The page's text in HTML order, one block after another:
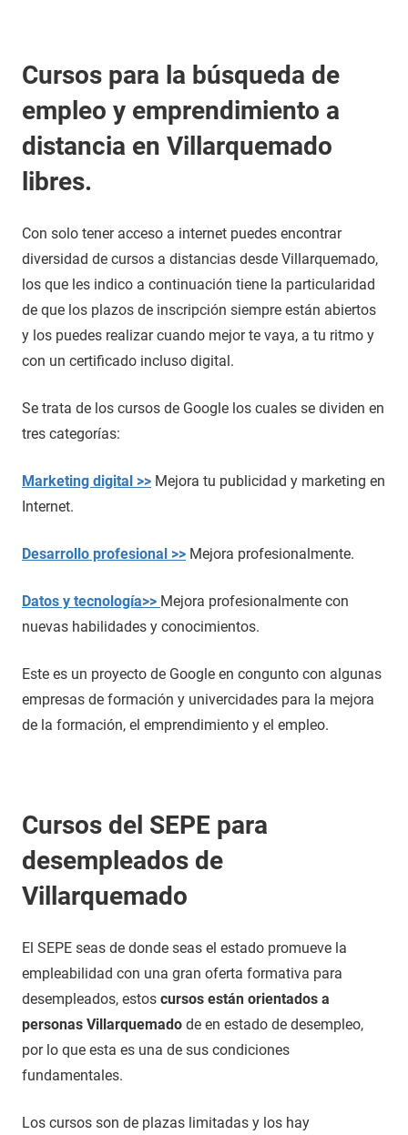
Cursos para la búsqueda de
empleo y emprendimiento a
distancia en Villarquemado
libres.
Con solo tener acceso a internet puedes encontrar
diversidad de cursos a distancias desde Villarquemado,
los que les indico a continuación tiene la particularidad
de que los plazos de inscripción siempre están abiertos
y los puedes realizar cuando mejor te vaya, a tu ritmo y
con un certificado incluso digital.
Se trata de los cursos de Google los cuales se dividen en
tres categorías:
Marketing digital >> Mejora tu publicidad y marketing en
Internet.
Desarrollo profesional >> Mejora profesionalmente.
Datos y tecnología>> Mejora profesionalmente con
nuevas habilidades y conocimientos.
Este es un proyecto de Google en congunto con algunas
empresas de formación y univercidades para la mejora
de la formación, el emprendimiento y el empleo.
Cursos del SEPE para
desempleados de
Villarquemado
El SEPE seas de donde seas el estado promueve la
empleabilidad con una gran oferta formativa para
desempleados, estos cursos están orientados a
personas Villarquemado de en estado de desempleo,
por lo que esta es una de sus condiciones
fundamentales.
Los cursos son de plazas limitadas y los hay